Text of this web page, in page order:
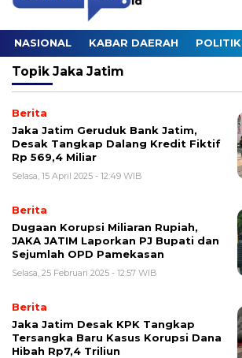
NASIONAL KABAR DAERAH POLITIK
Topik Jaka Jatim
Berita
Jaka Jatim Geruduk Bank Jatim,
Desak Tangkap Dalang Kredit Fiktif
Rp 569,4 Miliar
Selasa, 15 April 2025 - 12:49 WIB
Berita
Dugaan Korupsi Miliaran Rupiah,
JAKA JATIM Laporkan PJ Bupati dan
Sejumlah OPD Pamekasan
Selasa, 25 Februari 2025 - 12:57 WIB
Berita
Jaka Jatim Desak KPK Tangkap
Tersangka Baru Kasus Korupsi Dana
Hibah Rp7,4 Triliun